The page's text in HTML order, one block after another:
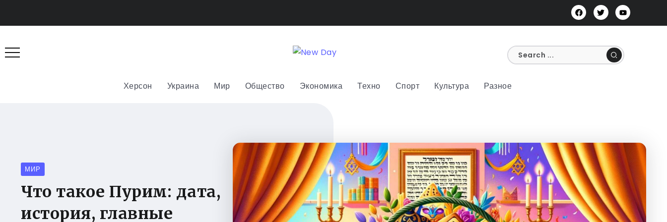
Херсон Украина Мир Общество Экономика Техно Спорт Культура Разное
МИР
Что такое Пурим: дата,
история, главные